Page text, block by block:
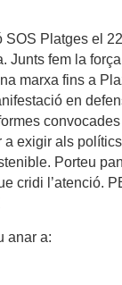
Platges el
Junts fem la
marxa fins a
en
exigir als
Porteu
cridi l’atenció.
anar a: